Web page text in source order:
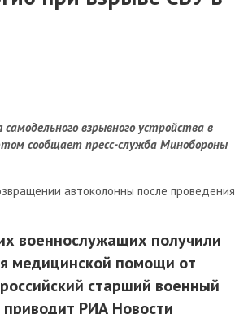
взрывного устройства в
сообщает пресс-служба Минобороны
автоколонны после проведения
военнослужащих получили
медицинской помощи от
старший военный
РИА Новости